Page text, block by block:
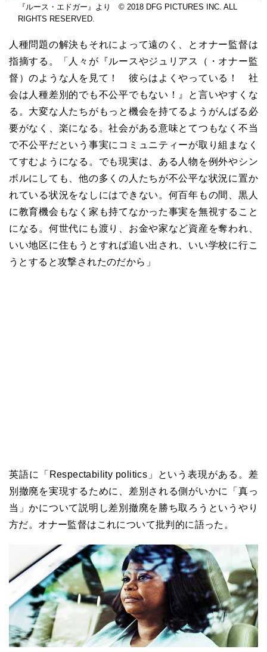
『ルース・エドガー』より © 2018 DFG PICTURES INC. ALL
RIGHTS RESERVED.
人種問題の解決もそれによって遠のく、とオナー監督は
指摘する。「人々が『ルースやジュリアス（・オナー監
督）のような人を見て！ 彼らはよくやっている！ 社
会は人種差別的でも不公平でもない！』と言いやすくな
る。大変な人たちがもっと機会を持てるようがんばる必
要がなく、楽になる。社会がある意味とてつもなく不当
で不公平だという事実にコミュニティーが取り組まなく
てすむようになる。でも現実は、ある人物を例外やシン
ボルにしても、他の多くの人たちが不公平な状況に置か
れている状況をなしにはできない。何百年もの間、黒人
に教育機会もなく家も持てなかった事実を無視すること
になる。何世代にも渡り、お金や家など資産を奪われ、
いい地区に住もうとすれば追い出され、いい学校に行こ
うとすると攻撃されたのだから」
英語に「Respectability politics」という表現がある。差
別撤廃を実現するために、差別される側がいかに「真っ
当」かについて説明し差別撤廃を勝ち取ろうというやり
方だ。オナー監督はこれについて批判的に語った。